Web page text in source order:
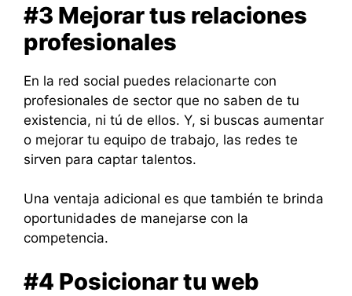
#3 Mejorar tus relaciones
profesionales
En la red social puedes relacionarte con
profesionales de sector que no saben de tu
existencia, ni tú de ellos. Y, si buscas aumentar
o mejorar tu equipo de trabajo, las redes te
sirven para captar talentos.
Una ventaja adicional es que también te brinda
oportunidades de manejarse con la
competencia.
#4 Posicionar tu web